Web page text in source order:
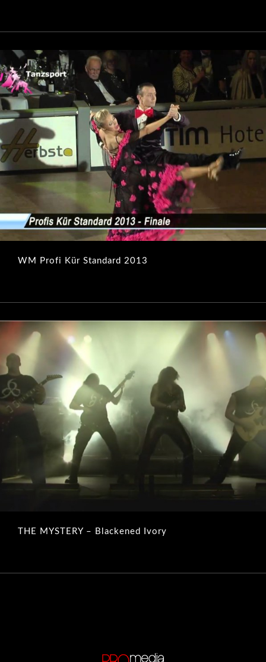
WM Profi Kür Standard 2013
THE MYSTERY – Blackened Ivory